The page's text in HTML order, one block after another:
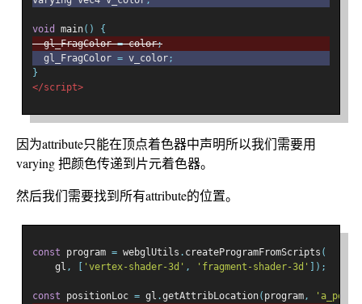
void main()
{
  gl_FragColor
= color;
  gl_FragColor
= v_color;
}
</script>
因为attribute只能在顶点着色器中声明所以我们需要用
varying 把颜色传递到片元着色器。
然后我们需要找到所有attribute的位置。
const program = webglUtils . createProgramFromScripts (
    gl
, 'vertex-shader-3d' , 'fragment-shader-3d' ]);
const positionLoc = gl .getAttribLocation( program,